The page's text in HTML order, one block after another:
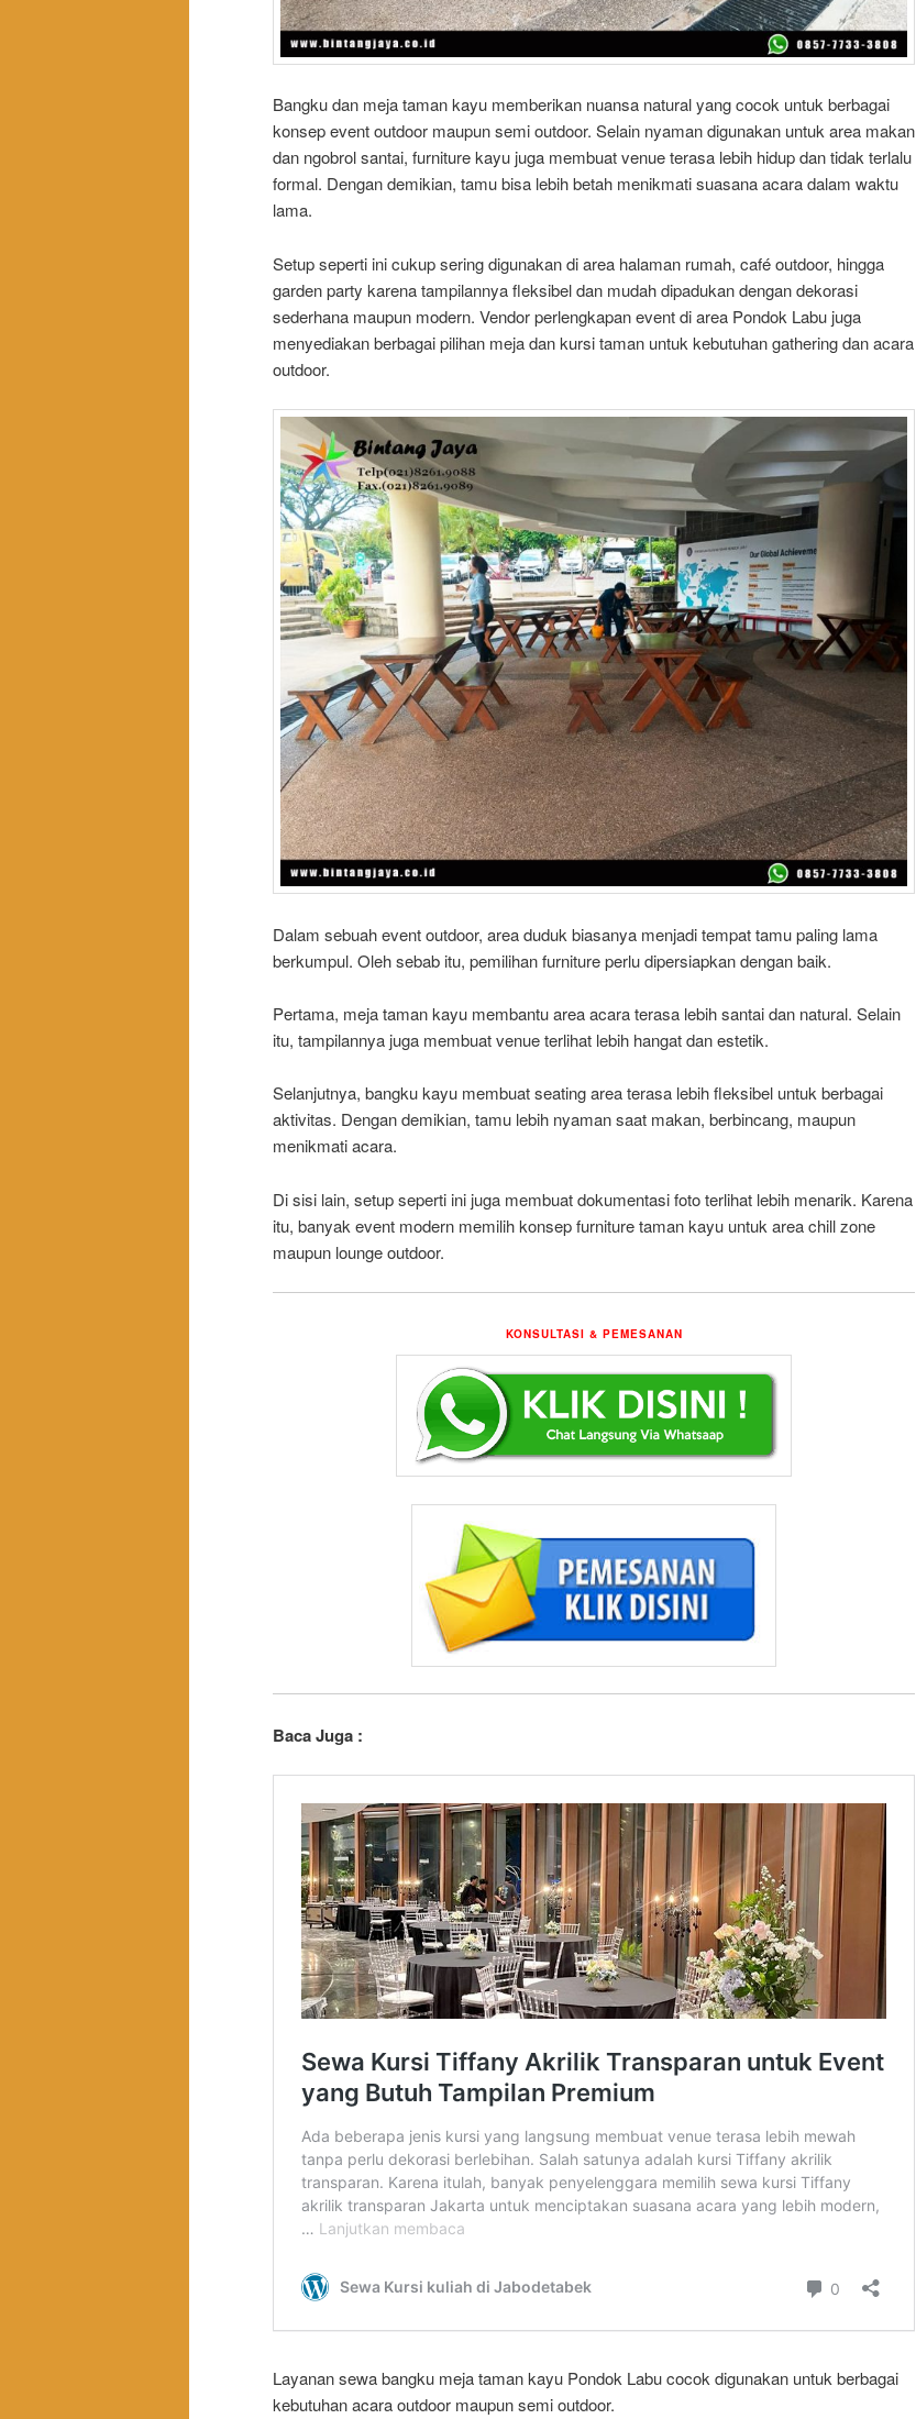
Bangku dan meja taman kayu memberikan nuansa natural yang cocok untuk berbagai
konsep event outdoor maupun semi outdoor. Selain nyaman digunakan untuk area makan
dan ngobrol santai, furniture kayu juga membuat venue terasa lebih hidup dan tidak terlalu
formal. Dengan demikian, tamu bisa lebih betah menikmati suasana acara dalam waktu
lama.
Setup seperti ini cukup sering digunakan di area halaman rumah, café outdoor, hingga
garden party karena tampilannya fleksibel dan mudah dipadukan dengan dekorasi
sederhana maupun modern. Vendor perlengkapan event di area Pondok Labu juga
menyediakan berbagai pilihan meja dan kursi taman untuk kebutuhan gathering dan acara
outdoor.
Dalam sebuah event outdoor, area duduk biasanya menjadi tempat tamu paling lama
berkumpul. Oleh sebab itu, pemilihan furniture perlu dipersiapkan dengan baik.
Pertama, meja taman kayu membantu area acara terasa lebih santai dan natural. Selain
itu, tampilannya juga membuat venue terlihat lebih hangat dan estetik.
Selanjutnya, bangku kayu membuat seating area terasa lebih fleksibel untuk berbagai
aktivitas. Dengan demikian, tamu lebih nyaman saat makan, berbincang, maupun
menikmati acara.
Di sisi lain, setup seperti ini juga membuat dokumentasi foto terlihat lebih menarik. Karena
itu, banyak event modern memilih konsep furniture taman kayu untuk area chill zone
maupun lounge outdoor.
KONSULTASI & PEMESANAN
Baca Juga :
Layanan sewa bangku meja taman kayu Pondok Labu cocok digunakan untuk berbagai
kebutuhan acara outdoor maupun semi outdoor.